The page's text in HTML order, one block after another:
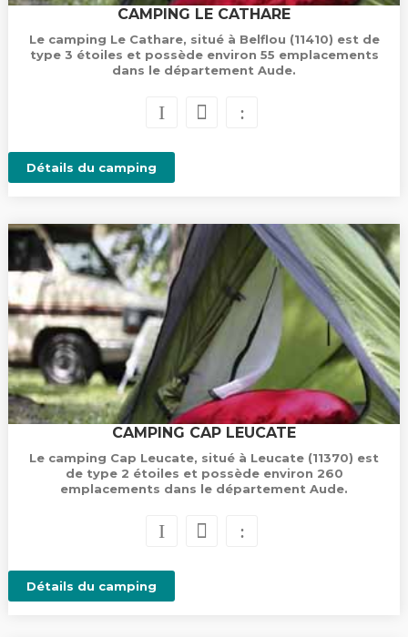
CAMPING LE CATHARE
Le camping Le Cathare, situé à Belflou (11410) est de
type 3 étoiles et possède environ 55 emplacements
dans le département Aude.
Détails du camping
CAMPING CAP LEUCATE
Le camping Cap Leucate, situé à Leucate (11370) est
de type 2 étoiles et possède environ 260
emplacements dans le département Aude.
Détails du camping